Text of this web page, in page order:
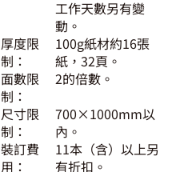
工作天數另有變
動。
厚度限
制：
100g紙材約16張
紙，32頁。
面數限
制：
2的倍數。
尺寸限
制：
700×1000mm以
內。
裝訂費
用：
11本（含）以上另
有折扣。